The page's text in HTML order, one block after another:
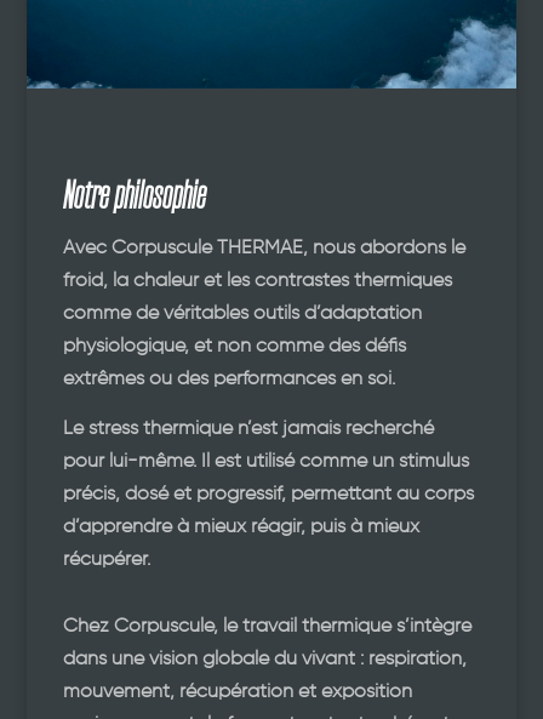
Notre philosophie
Avec Corpuscule THERMAE, nous abordons le
froid, la chaleur et les contrastes thermiques
comme de véritables outils d’adaptation
physiologique, et non comme des défis
extrêmes ou des performances en soi.
Le stress thermique n’est jamais recherché
pour lui-même. Il est utilisé comme un stimulus
précis, dosé et progressif, permettant au corps
d’apprendre à mieux réagir, puis à mieux
récupérer.
Chez Corpuscule, le travail thermique s’intègre
dans une vision globale du vivant : respiration,
mouvement, récupération et exposition